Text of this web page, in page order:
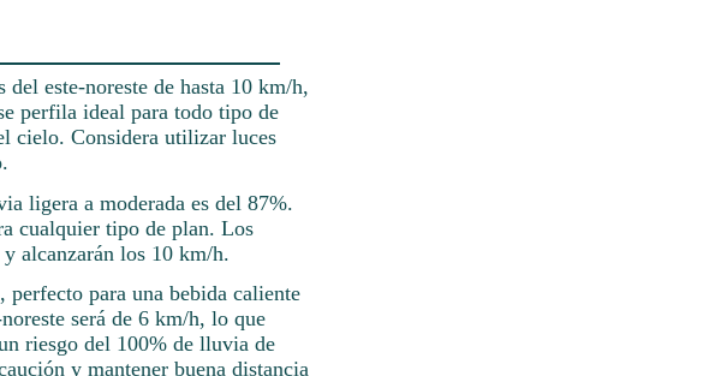
este-noreste de hasta 10 km/h,
perfila ideal para todo tipo de
cielo. Considera utilizar luces
ligera a moderada es del 87%.
cualquier tipo de plan. Los
alcanzarán los 10 km/h.
perfecto para una bebida caliente
será de 6 km/h, lo que
riesgo del 100% de lluvia de
y mantener buena distancia